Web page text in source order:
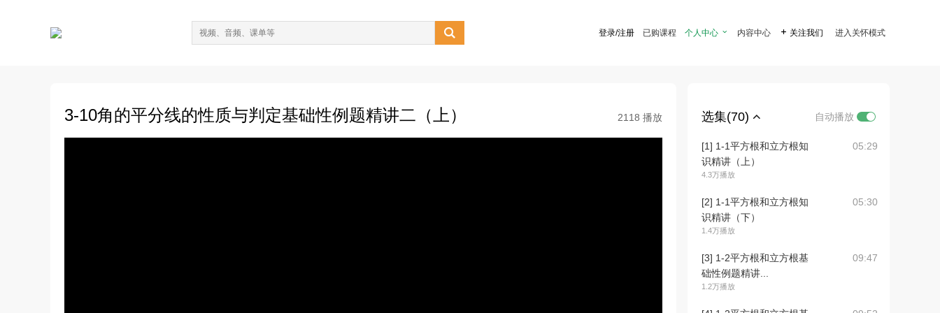
 登录/注册 已购课程 个人中心  内容中心  关注我们 进入关怀模式
3-10角的平分线的性质与判定基础性例题精讲二（上） 2118 播放 选集(70) 自动播放
[1] 1-1平方根和立方根知
识精讲（上）
4.3万播放
05:29
[2] 1-1平方根和立方根知
识精讲（下）
1.4万播放
05:30
[3] 1-2平方根和立方根基
础性例题精讲...
1.2万播放
09:47